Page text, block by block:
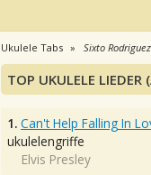
Ukulele Tabs Sixto Rodriguez
TOP UKULELE LIEDER
1. Can't Help Falling In
ukulelengriffe
Elvis Presley